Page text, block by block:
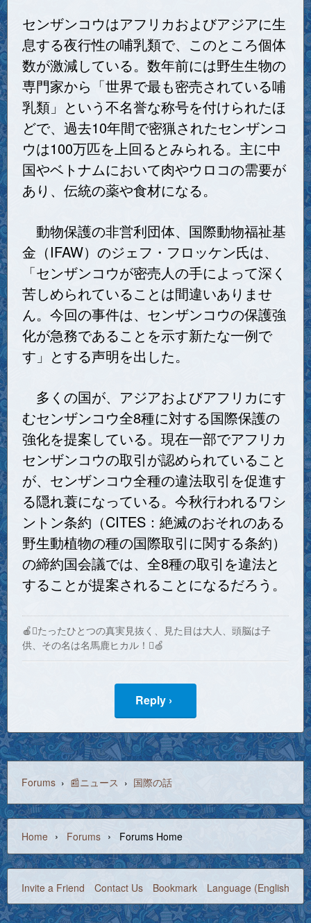
センザンコウはアフリカおよびアジアに生
息する夜行性の哺乳類で、このところ個体
数が激減している。数年前には野生生物の
専門家から「世界で最も密売されている哺
乳類」という不名誉な称号を付けられたほ
どで、過去10年間で密猟されたセンザンコ
ウは100万匹を上回るとみられる。主に中
国やベトナムにおいて肉やウロコの需要が
あり、伝統の薬や食材になる。
動物保護の非営利団体、国際動物福祉基
金（IFAW）のジェフ・フロッケン氏は、
「センザンコウが密売人の手によって深く
苦しめられていることは間違いありませ
ん。今回の事件は、センザンコウの保護強
化が急務であることを示す新たな一例で
す」とする声明を出した。
多くの国が、アジアおよびアフリカにす
むセンザンコウ全8種に対する国際保護の
強化を提案している。現在一部でアフリカ
センザンコウの取引が認められていること
が、センザンコウ全種の違法取引を促進す
る隠れ蓑になっている。今秋行われるワシ
ントン条約（CITES：絶滅のおそれのある
野生動植物の種の国際取引に関する条約）
の締約国会議では、全8種の取引を違法と
することが提案されることになるだろう。
🍎たったひとつの真実見抜く、見た目は大人、頭脳は子
供、その名は名馬鹿ヒカル！🍏
Reply ›
Forums › 📰ニュース › 国際の話
Home › Forums › Forums Home
Invite a Friend Contact Us Bookmark Language (English)